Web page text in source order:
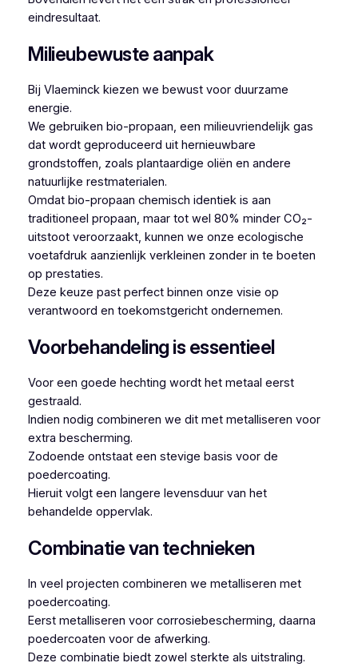
eindresultaat.
Milieubewuste aanpak
Bij Vlaeminck kiezen we bewust voor duurzame
energie.
We gebruiken bio-propaan, een milieuvriendelijk gas
dat wordt geproduceerd uit hernieuwbare
grondstoffen, zoals plantaardige oliën en andere
natuurlijke restmaterialen.
Omdat bio-propaan chemisch identiek is aan
traditioneel propaan, maar tot wel 80% minder CO₂-
uitstoot veroorzaakt, kunnen we onze ecologische
voetafdruk aanzienlijk verkleinen zonder in te boeten
op prestaties.
Deze keuze past perfect binnen onze visie op
verantwoord en toekomstgericht ondernemen.
Voorbehandeling is essentieel
Voor een goede hechting wordt het metaal eerst
gestraald.
Indien nodig combineren we dit met metalliseren voor
extra bescherming.
Zodoende ontstaat een stevige basis voor de
poedercoating.
Hieruit volgt een langere levensduur van het
behandelde oppervlak.
Combinatie van technieken
In veel projecten combineren we metalliseren met
poedercoating.
Eerst metalliseren voor corrosiebescherming, daarna
poedercoaten voor de afwerking.
Deze combinatie biedt zowel sterkte als uitstraling.